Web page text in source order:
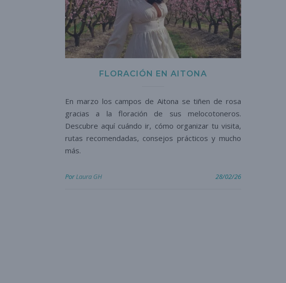
FLORACIÓN EN AITONA
En marzo los campos de Aitona se tiñen de rosa
gracias a la floración de sus melocotoneros.
Descubre aquí cuándo ir, cómo organizar tu visita,
rutas recomendadas, consejos prácticos y mucho
más.
PorLaura GH 28/02/26